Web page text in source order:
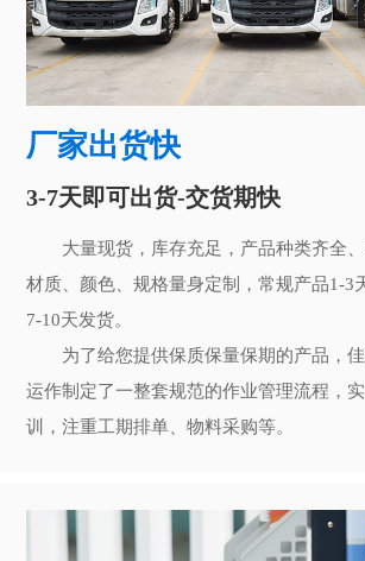
厂家出货快
3-7天即可出货-交货期快
大量现货，库存充足，产品种类齐全、
材质、颜色、规格量身定制，常规产品1-3
7-10天发货。
为了给您提供保质保量保期的产品，佳
运作制定了一整套规范的作业管理流程，
训，注重工期排单、物料采购等。